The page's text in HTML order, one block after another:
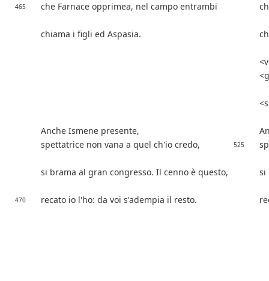
465 che Farnace opprimea, nel campo entrambi
chiama i figli ed Aspasia.
Anche Ismene presente,
spettatrice non vana a quel ch'io credo,
525
si brama al gran congresso. Il cenno è questo, si
470 recato io l'ho: da voi s'adempia il resto.